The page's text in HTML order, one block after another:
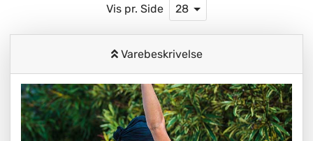
Vis pr. Side 28
Varebeskrivelse